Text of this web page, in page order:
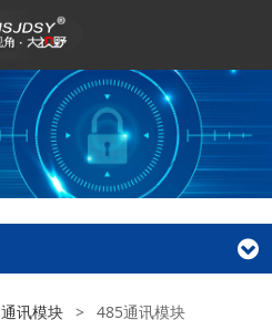
通讯模块 > 485通讯模块